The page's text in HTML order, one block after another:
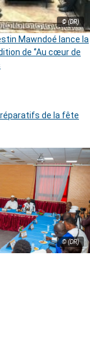
© (DR)
Mawndoé lance la
de ‘’Au cœur de
de la fête
© (DR)